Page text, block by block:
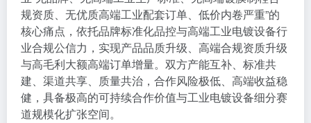
规资质、无优质高端工业配套订单、低价内卷严重”的
核心痛点，依托品牌标准化品控与高端工业电镀设备行
业合规公信力，实现产品品质升级、高端合规资质升级
与高毛利大额高端订单增量。双方产能互补、标准共
建、渠道共享、质量共治，合作风险极低、高端收益稳
健，具备极高的可持续合作价值与工业电镀设备细分赛
道规模化扩张空间。